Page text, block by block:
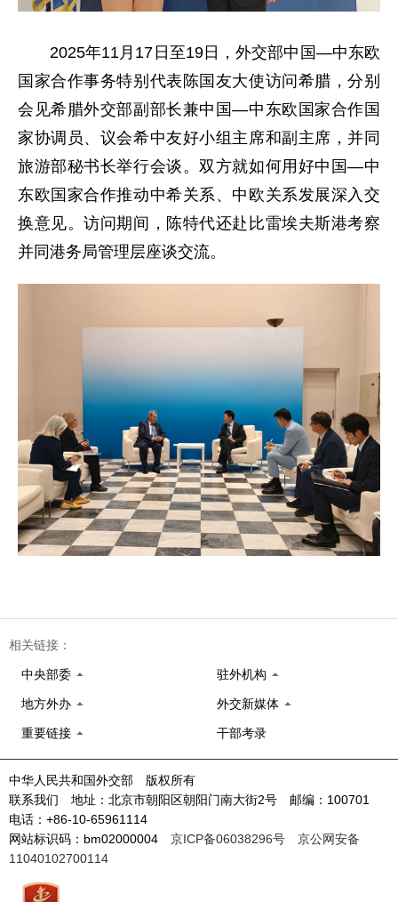
2025年11月17日至19日，外交部中国—中东欧
国家合作事务特别代表陈国友大使访问希腊，分别
会见希腊外交部副部长兼中国—中东欧国家合作国
家协调员、议会希中友好小组主席和副主席，并同
旅游部秘书长举行会谈。双方就如何用好中国—中
东欧国家合作推动中希关系、中欧关系发展深入交
换意见。访问期间，陈特代还赴比雷埃夫斯港考察
并同港务局管理层座谈交流。
相关链接：
中央部委 驻外机构
地方外办 外交新媒体
重要链接 干部考录
中华人民共和国外交部 版权所有
联系我们 地址：北京市朝阳区朝阳门南大街2号 邮编：100701
电话：+86-10-65961114
网站标识码：bm02000004 京ICP备06038296号
京公网安备
11040102700114